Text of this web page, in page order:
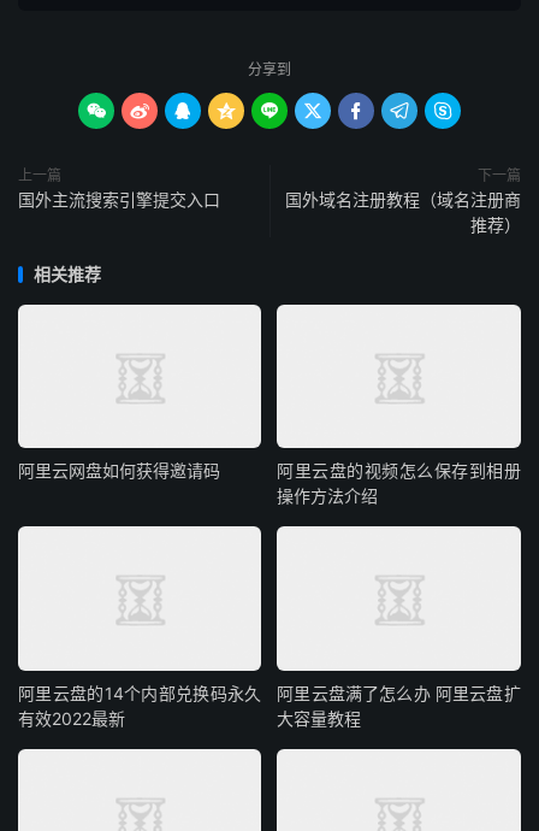
分享到
        
上一篇
国外主流搜索引擎提交入口
下一篇
国外域名注册教程（域名注册商
推荐）
相关推荐
阿里云网盘如何获得邀请码
阿里云盘的视频怎么保存到相册
操作方法介绍
阿里云盘的14个内部兑换码永久
有效2022最新
阿里云盘满了怎么办 阿里云盘扩
大容量教程